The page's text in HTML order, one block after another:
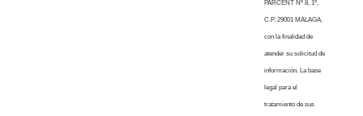
PARCENT Nº 8, 1º,
C.P. 29001 MALAGA,
con la finalidad de
atender su solicitud de
información. La base
legal para el
tratamiento de sus